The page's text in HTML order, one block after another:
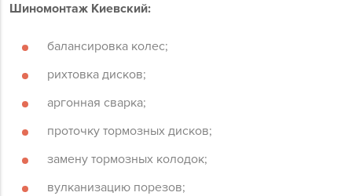
Шиномонтаж Киевский:
балансировка колес;
рихтовка дисков;
аргонная сварка;
проточку тормозных дисков;
замену тормозных колодок;
вулканизацию порезов;